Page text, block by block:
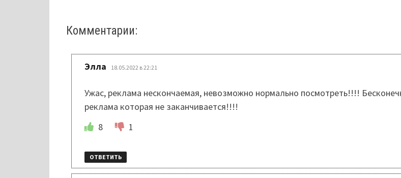
Комментарии:
Элла 18.05.2022 в 22:21
Ужас, реклама нескончаемая, невозможно нормально посмотреть!!!!
реклама которая не заканчивается!!!!
8
1
ОТВЕТИТЬ